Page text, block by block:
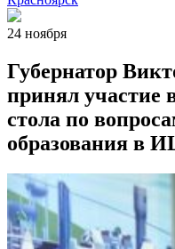
24 ноября
Губернатор
принял участие
стола по
образования в